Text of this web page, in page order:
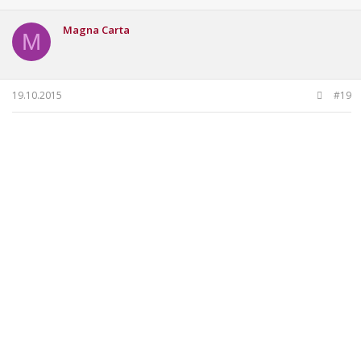
M Magna Carta
19.10.2015 #19